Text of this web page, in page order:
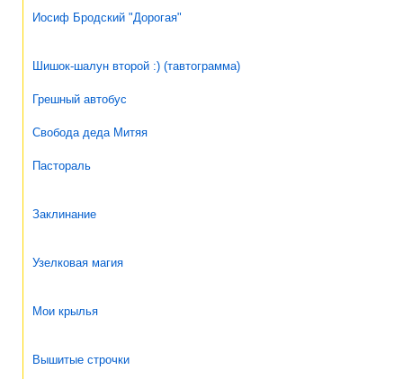
Иосиф Бродский "Дорогая"
Шишок-шалун второй :) (тавтограмма)
Грешный автобус
Свобода деда Митяя
Пастораль
Заклинание
Узелковая магия
Мои крылья
Вышитые строчки